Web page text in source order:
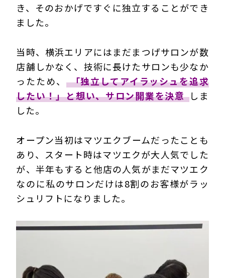
き、そのおかげですぐに独立することができ
ました。
当時、横浜エリアにはまだまつげサロンが数
店舗しかなく、技術に長けたサロンも少なか
ったため、
「独立してアイラッシュを追求
したい！」と想い、サロン開業を決意 しま
した。
オープン当初はマツエクブームだったことも
あり、スタート時はマツエクが大人気でした
が、半年もすると他店の人気がまだマツエク
なのに私のサロンだけは8割のお客様がラッ
シュリフトになりました。